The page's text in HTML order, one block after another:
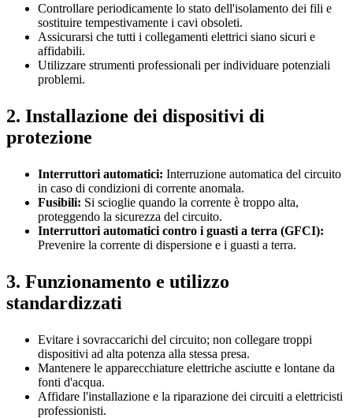
Controllare periodicamente lo stato dell'isolamento dei fili e
sostituire tempestivamente i cavi obsoleti.
Assicurarsi che tutti i collegamenti elettrici siano sicuri e
affidabili.
Utilizzare strumenti professionali per individuare potenziali
problemi.
2. Installazione dei dispositivi di
protezione
Interruttori automatici: Interruzione automatica del circuito
in caso di condizioni di corrente anomala.
Fusibili: Si scioglie quando la corrente è troppo alta,
proteggendo la sicurezza del circuito.
Interruttori automatici contro i guasti a terra (GFCI):
Prevenire la corrente di dispersione e i guasti a terra.
3. Funzionamento e utilizzo
standardizzati
Evitare i sovraccarichi del circuito; non collegare troppi
dispositivi ad alta potenza alla stessa presa.
Mantenere le apparecchiature elettriche asciutte e lontane da
fonti d'acqua.
Affidare l'installazione e la riparazione dei circuiti a elettricisti
professionisti.